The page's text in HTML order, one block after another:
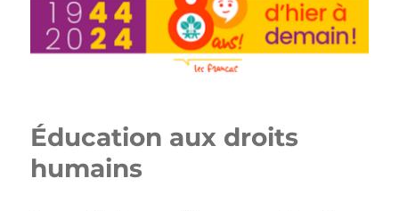
Éducation aux droits
humains